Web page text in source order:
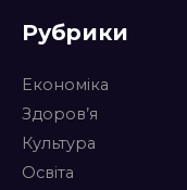
Рубрики
Економіка
Здоров’я
Культура
Освіта